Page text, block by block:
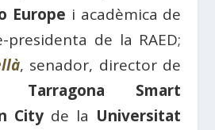
Europe i acadèmica de
de la RAED;
, senador, director de
Tarragona Smart
Cityde la Universitat